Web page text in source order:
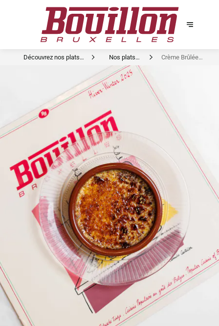
Découvrez nos plats
Nos plats
signatures
Crème Brûlée